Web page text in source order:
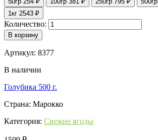
1кг 2543 ₽
Количество:
В корзину
Артикул: 8377
В наличии
Голубика 500 г.
Страна: Марокко
Категория: Свежие ягоды